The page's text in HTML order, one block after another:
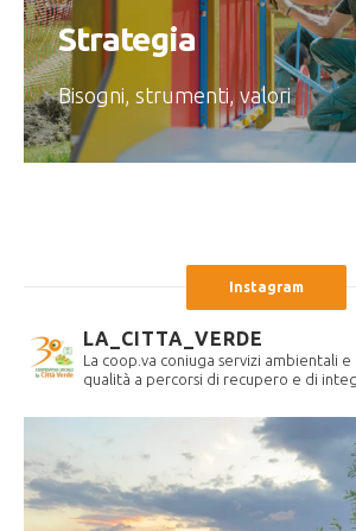
Strategia
Bisogni, strumenti, valori
Instagram
LA_CITTA_VERDE
La coop.va coniuga servizi ambientali
qualità a percorsi di recupero e di